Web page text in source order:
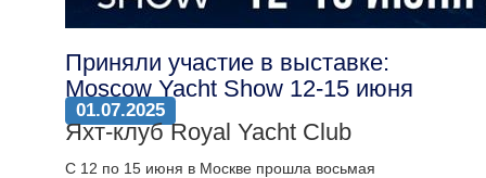
Приняли участие в выставке:
Moscow Yacht Show 12-15 июня
01.07.2025
Яхт-клуб Royal Yacht Club
С 12 по 15 июня в Москве прошла восьмая